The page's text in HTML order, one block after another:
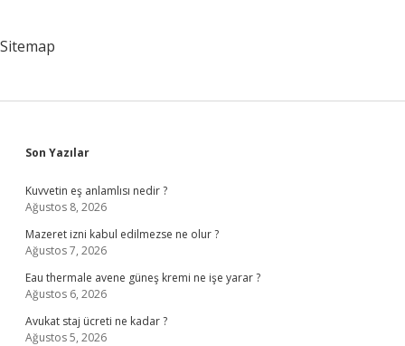
Sitemap
Sidebar
Son Yazılar
Kuvvetin eş anlamlısı nedir ?
Ağustos 8, 2026
Mazeret izni kabul edilmezse ne olur ?
Ağustos 7, 2026
Eau thermale avene güneş kremi ne işe yarar ?
Ağustos 6, 2026
Avukat staj ücreti ne kadar ?
Ağustos 5, 2026